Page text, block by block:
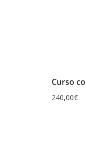
Curso
240,00€